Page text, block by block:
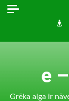
Skip
e
Grēka alga ir